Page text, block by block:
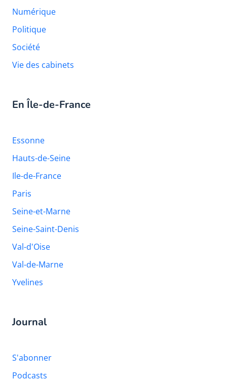
Numérique
Politique
Société
Vie des cabinets
En Île-de-France
Essonne
Hauts-de-Seine
Ile-de-France
Paris
Seine-et-Marne
Seine-Saint-Denis
Val-d'Oise
Val-de-Marne
Yvelines
Journal
S'abonner
Podcasts